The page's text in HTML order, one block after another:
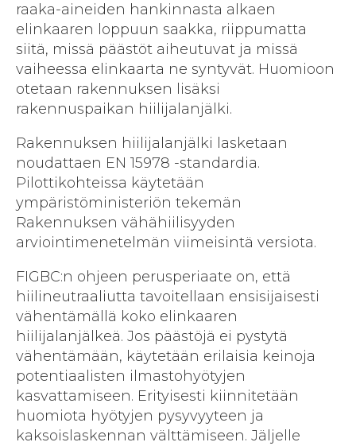
raaka-aineiden hankinnasta alkaen
elinkaaren loppuun saakka, riippumatta
siitä, missä päästöt aiheutuvat ja missä
vaiheessa elinkaarta ne syntyvät. Huomioon
otetaan rakennuksen lisäksi
rakennuspaikan hiilijalanjälki.
Rakennuksen hiilijalanjälki lasketaan
noudattaen EN 15978 -standardia.
Pilottikohteissa käytetään
ympäristöministeriön tekemän
Rakennuksen vähähiilisyyden
arviointimenetelmän viimeisintä versiota.
FIGBC:n ohjeen perusperiaate on, että
hiilineutraaliutta tavoitellaan ensisijaisesti
vähentämällä koko elinkaaren
hiilijalanjälkeä. Jos päästöjä ei pystytä
vähentämään, käytetään erilaisia keinoja
potentiaalisten ilmastohyötyjen
kasvattamiseen. Erityisesti kiinnitetään
huomiota hyötyjen pysyvyyteen ja
kaksoislaskennan välttämiseen. Jäljelle